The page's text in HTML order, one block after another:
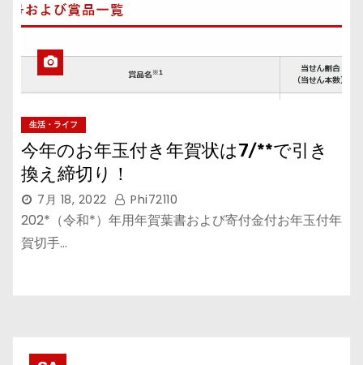
生活・ライフ
今年のお年玉付き年賀状は7/**で引き
換え締切り！
7月 18, 2022 Phi72110
202*（令和*）年用年賀葉書および寄付金付お年玉付年
賀切手…